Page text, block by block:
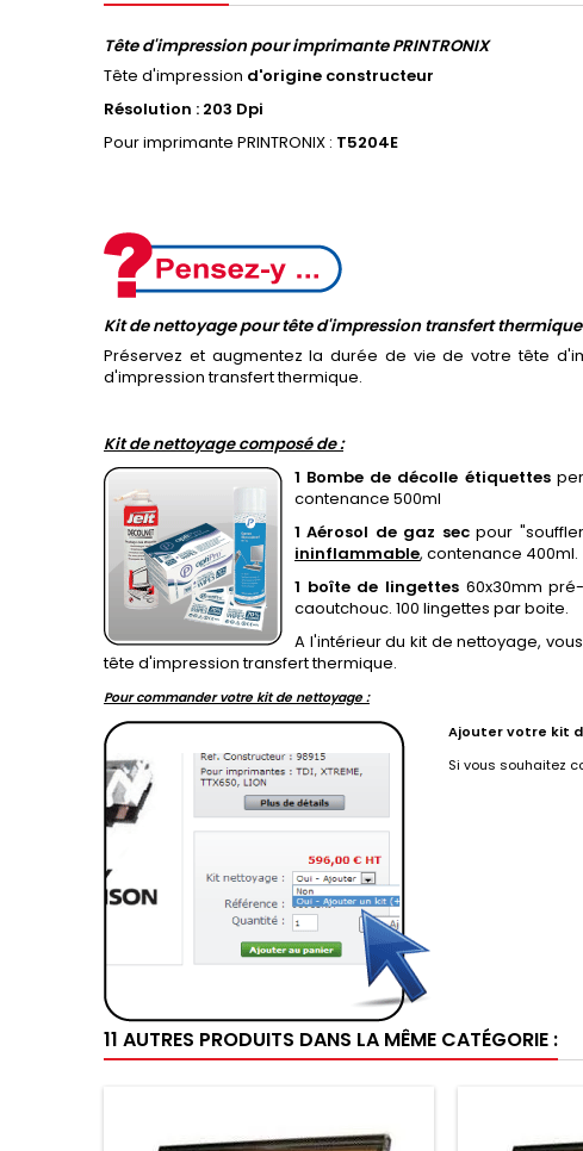
Tête d'impression pour imprimante PRINTRONIX
Tête d'impression d'origine constructeur
Résolution : 203 Dpi
Pour imprimante PRINTRONIX : T5204E
Kit de nettoyage pour tête d'impression transfert thermique
Préservez et augmentez la durée de vie de votre tête
d'impression transfert thermique.
Kit de nettoyage composé de :
1 Bombe de décolle étiquettes
contenance 500ml
1 Aérosol de gaz secpour
ininflammable, contenance 400ml.
1 boîte de lingettes 60x30mm
caoutchouc. 100 lingettes par boite.
A l'intérieur du kit de nettoyage,
tête d'impression transfert thermique.
Pour commander votre kit de nettoyage :
Ajouter votre kit
Si vous souhaitez
11 AUTRES PRODUITS DANS LA MÊME CATÉGORIE :